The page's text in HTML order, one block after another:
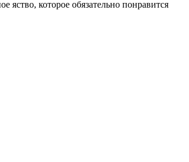
яство, которое обязательно понравится